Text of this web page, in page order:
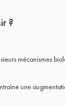
?
mécanismes
une